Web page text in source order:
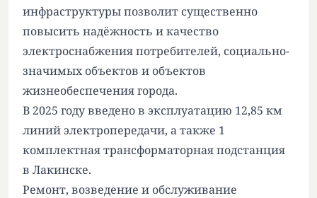
инфраструктуры позволит существенно
повысить надёжность и качество
электроснабжения потребителей, социально-
значимых объектов и объектов
жизнеобеспечения города.
В 2025 году введено в эксплуатацию 12,85 км
линий электропередачи, а также 1
комплектная трансформаторная подстанция
в Лакинске.
Ремонт, возведение и обслуживание